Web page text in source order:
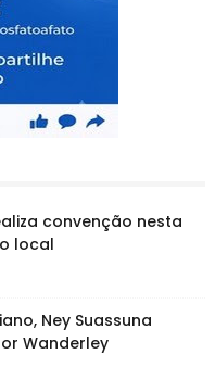
convenção nesta
local
Ney Suassuna
Wanderley